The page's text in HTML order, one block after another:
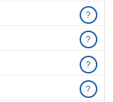
?
?
?
?